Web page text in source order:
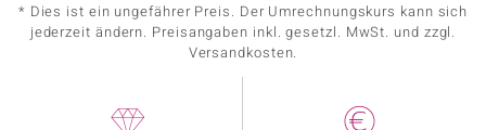
* Dies ist ein ungefährer Preis. Der Umrechnungskurs kann sich
jederzeit ändern. Preisangaben inkl. gesetzl. MwSt. und zzgl.
Versandkosten.